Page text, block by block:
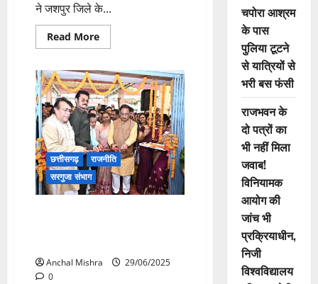
ने जशपुर जिले के...
Read MoreRead
more
विष्णु
देव
साय
ने
सम्पर्क
स्मार्ट
स्कूल
और
स्मार्ट
ब्लॉक
कार्यक्रम
का
किया
छत्तीसगढ़
राजनीति
सरगुजा संभाग
Anchal Mishra
29/06/2025
0
चपोरा आश्रम
के पास
पुलिया टूटने
से यात्रियों से
भरी बस फंसी
राजभवन के
दो पत्रों का
भी नहीं मिला
जवाब!
विनियामक
आयोग की
जांच भी
प्रक्रियाधीन,
निजी
विश्वविद्यालय